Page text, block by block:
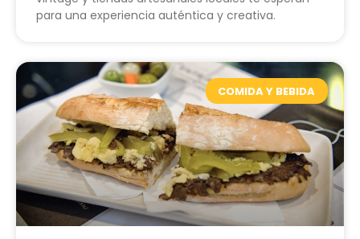
para una experiencia auténtica y creativa.
COMIDA Y BEBIDA